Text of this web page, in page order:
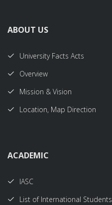
ABOUT US
University Facts Acts
Overview
Mission & Vision
Location, Map Direction
ACADEMIC
IASC
List of International Students